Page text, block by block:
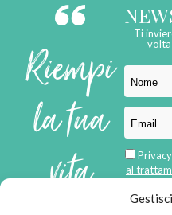
Riempi
la tua
vita
Ti
volta
al